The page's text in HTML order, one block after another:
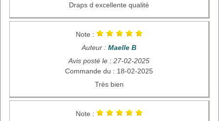
Draps d excellente qualité
Note :
Auteur : Maelle B
Avis posté le : 27-02-2025
Commande du : 18-02-2025
Très bien
Note :